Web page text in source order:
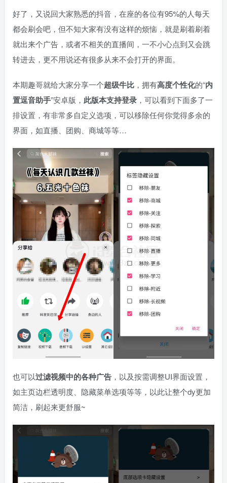
好了，又说回大家熟悉的抖音，在座的各位有95%的人每天
都会刷会吧，但不知大家有没有这样的烦恼，就是刷着刷着
就出来个广告，或者不相关的直播间，一不小心点到又会跳
转进去，更不用说还有很多从来不会打开的界面。
本期趣哥就给大家分享一个超级牛比 ，拥有高度个性化的“内
置逗音助手”安卓版， 此版本支持登录 ，可以看到下面多了一
排设置，有非常多自定义选项，可以移除任何你觉得多余的
界面，如直播、团购、商城等等…
也可以过滤视频中的各种广告 ，以及按需调整UI界面设置，
如主页边栏透明度、隐藏菜单选项等等，以此让整个dy更加
简洁，刷起来更舒服~